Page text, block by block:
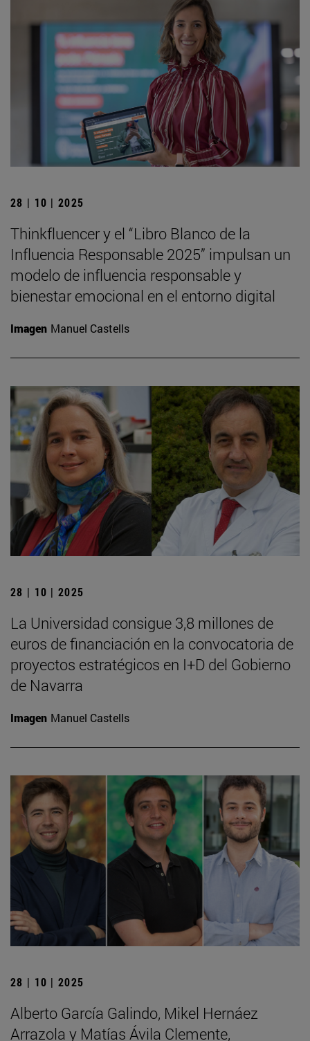
28 | 10 | 2025
Thinkfluencer y el “Libro Blanco de la
Influencia Responsable 2025” impulsan un
modelo de influencia responsable y
bienestar emocional en el entorno digital
Imagen Manuel Castells
28 | 10 | 2025
La Universidad consigue 3,8 millones de
euros de financiación en la convocatoria de
proyectos estratégicos en I+D del Gobierno
de Navarra
Imagen Manuel Castells
28 | 10 | 2025
Alberto García Galindo, Mikel Hernáez
Arrazola y Matías Ávila Clemente,